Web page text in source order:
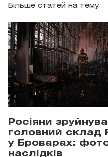
Більше статей на тему
Росіяни
головний склад
у Броварах:
наслідків